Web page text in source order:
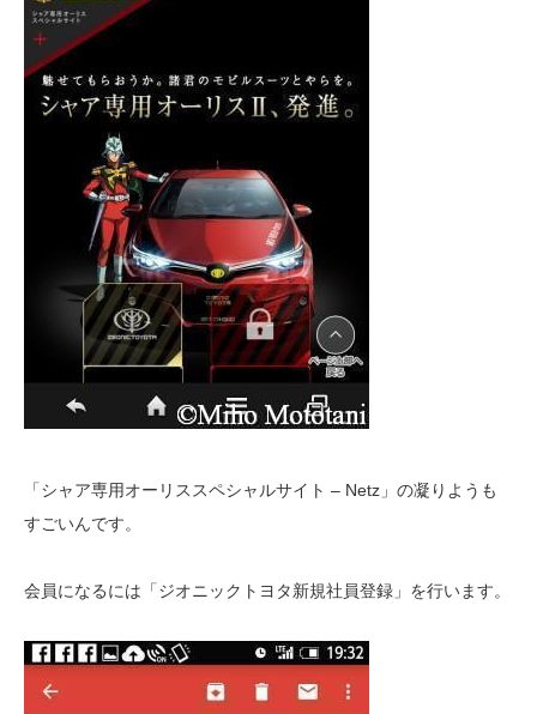
「シャア専用オーリススペシャルサイト – Netz」の凝りようも
すごいんです。
会員になるには「ジオニックトヨタ新規社員登録」を行います。